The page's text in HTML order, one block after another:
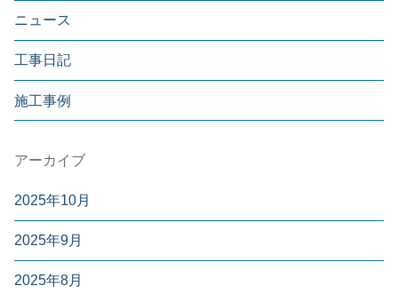
ニュース
工事日記
施工事例
アーカイブ
2025年10月
2025年9月
2025年8月